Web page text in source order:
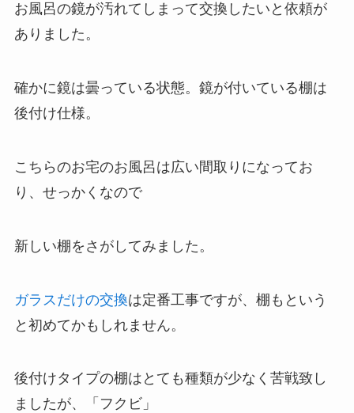
お風呂の鏡が汚れてしまって交換したいと依頼が
ありました。
確かに鏡は曇っている状態。鏡が付いている棚は
後付け仕様。
こちらのお宅のお風呂は広い間取りになってお
り、せっかくなので
新しい棚をさがしてみました。
ガラスだけの交換は定番工事ですが、棚もという
と初めてかもしれません。
後付けタイプの棚はとても種類が少なく苦戦致し
ましたが、「フクビ」